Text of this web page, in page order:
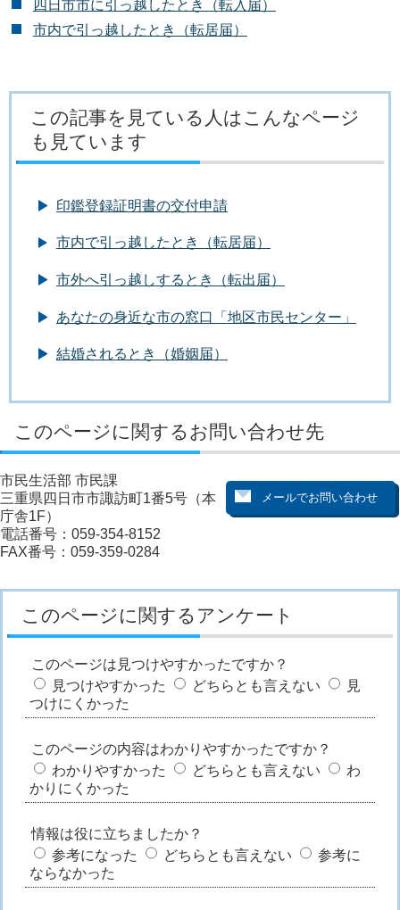
四日市市に引っ越したとき（転入届）
市内で引っ越したとき（転居届）
この記事を見ている人はこんなページ
も見ています
印鑑登録証明書の交付申請
市内で引っ越したとき（転居届）
市外へ引っ越しするとき（転出届）
あなたの身近な市の窓口「地区市民センター」
結婚されるとき（婚姻届）
このページに関するお問い合わせ先
市民生活部 市民課
三重県四日市市諏訪町1番5号（本
庁舎1F）
電話番号：059-354-8152
FAX番号：059-359-0284
このページに関するアンケート
このページは見つけやすかったですか？
見つけやすかった
どちらとも言えない
見
つけにくかった
このページの内容はわかりやすかったですか？
わかりやすかった
どちらとも言えない
わ
かりにくかった
情報は役に立ちましたか？
参考になった
どちらとも言えない
参考に
ならなかった